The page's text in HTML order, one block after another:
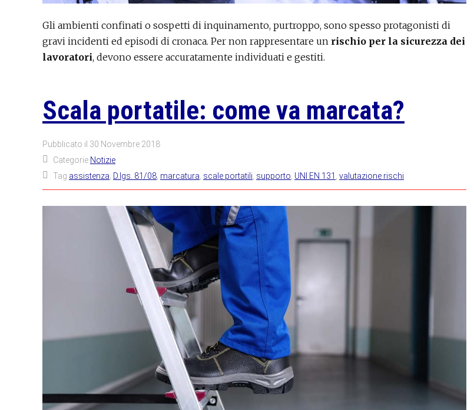
Gli ambienti confinati o sospetti di inquinamento, purtroppo, sono spesso protagonisti di
gravi incidenti ed episodi di cronaca. Per non rappresentare un rischio per la sicurezza dei
lavoratori, devono essere accuratamente individuati e gestiti.
Scala portatile: come va marcata?
Pubblicato il 30 Novembre 2018
Categorie Notizie
Tag assistenza D.lgs. 81/08 marcatura scale portatili supporto UNI EN 131 valutazione rischi